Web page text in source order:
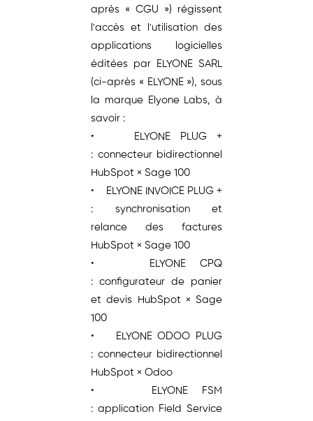
après « CGU ») régissent
l'accès et l'utilisation des
applications logicielles
éditées par ELYONE SARL
(ci-après « ELYONE »), sous
la marque Elyone Labs, à
savoir :
• ELYONE PLUG +
: connecteur bidirectionnel
HubSpot × Sage 100
• ELYONE INVOICE PLUG +
: synchronisation et
relance des factures
HubSpot × Sage 100
• ELYONE CPQ
: configurateur de panier
et devis HubSpot × Sage
100
• ELYONE ODOO PLUG
: connecteur bidirectionnel
HubSpot × Odoo
• ELYONE FSM
: application Field Service